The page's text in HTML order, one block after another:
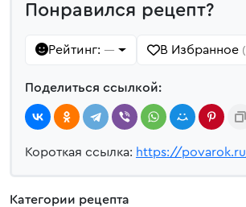
Понравился рецепт?
Рейтинг: — В Избранное
Поделиться ссылкой:
Короткая ссылка: https://
Категории рецепта